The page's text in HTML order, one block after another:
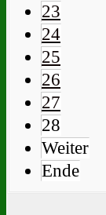
23
24
25
26
27
28
Weiter
Ende